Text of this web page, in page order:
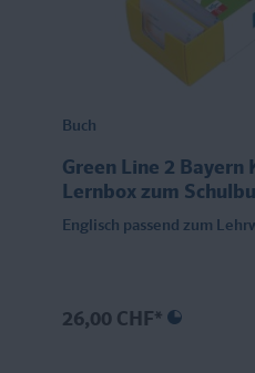
Buch
Green Line 2 Bayern
Lernbox zum
Englisch passend zum
26,00 CHF*